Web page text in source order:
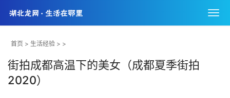
首页 > 生活经验 > >
街拍成都高温下的美女（成都夏季街拍
2020）